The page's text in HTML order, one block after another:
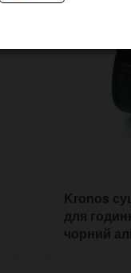
Kronos
для
чорний